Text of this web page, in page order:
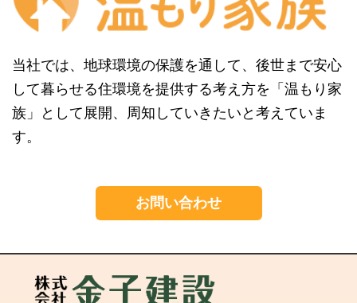
当社では、地球環境の保護を通して、後世まで安心
して暮らせる住環境を提供する考え方を「温もり家
族」として展開、周知していきたいと考えていま
す。
お問い合わせ